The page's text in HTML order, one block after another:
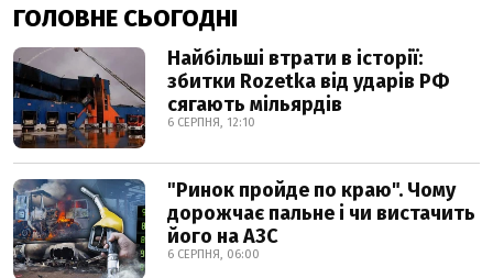
ГОЛОВНЕ СЬОГОДНІ
Найбільші втрати в історії:
збитки Rozetka від ударів РФ
сягають мільярдів
6 СЕРПНЯ, 12:10
"Ринок пройде по краю". Чому
дорожчає пальне і чи вистачить
його на АЗС
6 СЕРПНЯ, 06:00